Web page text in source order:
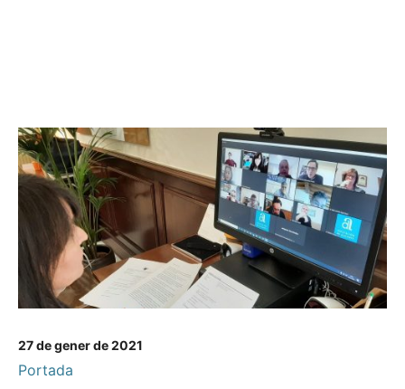
27 de gener de 2021
Portada